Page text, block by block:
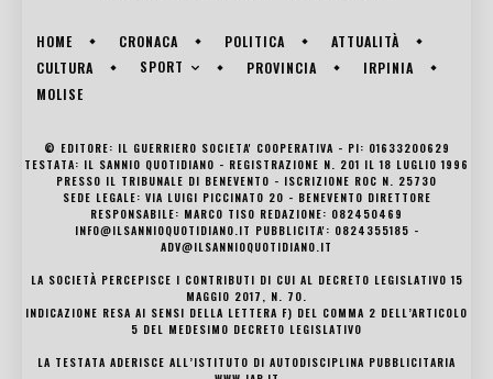
HOME CRONACA POLITICA
ATTUALITÀ
CULTURA
SPORT PROVINCIA
IRPINIA
MOLISE
© EDITORE: IL GUERRIERO SOCIETA' COOPERATIVA - PI: 01633200629
TESTATA: IL SANNIO QUOTIDIANO - REGISTRAZIONE N. 201 IL 18 LUGLIO 1996
PRESSO IL TRIBUNALE DI BENEVENTO - ISCRIZIONE ROC N. 25730
SEDE LEGALE: VIA LUIGI PICCINATO 20 - BENEVENTO DIRETTORE
RESPONSABILE: MARCO TISO REDAZIONE: 082450469
INFO@ILSANNIOQUOTIDIANO.IT PUBBLICITA': 0824355185 -
ADV@ILSANNIOQUOTIDIANO.IT
LA SOCIETÀ PERCEPISCE I CONTRIBUTI DI CUI AL DECRETO LEGISLATIVO 15
MAGGIO 2017, N. 70.
INDICAZIONE RESA AI SENSI DELLA LETTERA F) DEL COMMA 2 DELL’ARTICOLO
5 DEL MEDESIMO DECRETO LEGISLATIVO
LA TESTATA ADERISCE ALL’ISTITUTO DI AUTODISCIPLINA PUBBLICITARIA